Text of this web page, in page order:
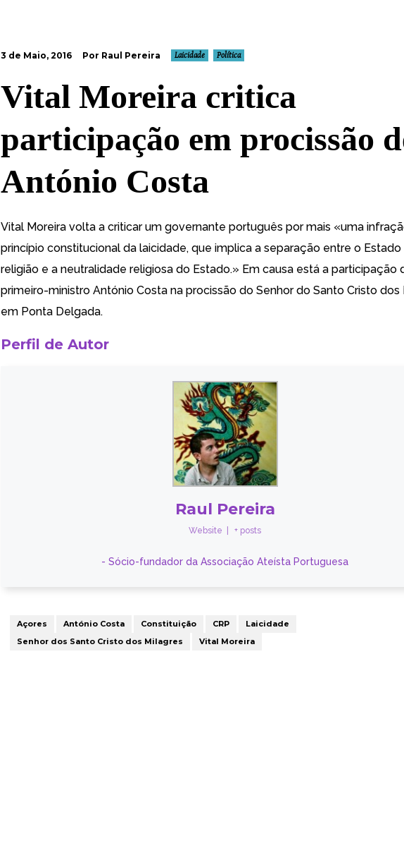
3 de Maio, 2016 Por Raul Pereira Laicidade Política
Vital Moreira critica
participação em procissão
António Costa
Vital Moreira volta a criticar um governante português por mais «uma
princípio constitucional da laicidade, que implica a separação entre o Estado
religião e a neutralidade religiosa do Estado.» Em causa está a participação
primeiro-ministro António Costa na procissão do Senhor do Santo Cristo dos
em Ponta Delgada.
Perfil de Autor
Raul Pereira
Website + posts
- Sócio-fundador da Associação Ateísta Portuguesa
Açores António Costa Constituição CRP
Laicidade
Senhor dos Santo Cristo dos Milagres
Vital Moreira